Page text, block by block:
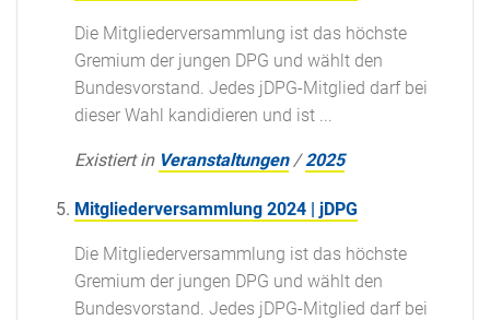
Die Mitgliederversammlung ist das höchste
Gremium der jungen DPG und wählt den
Bundesvorstand. Jedes jDPG-Mitglied darf bei
dieser Wahl kandidieren und ist ...
Existiert in Veranstaltungen /2025
Mitgliederversammlung 2024 | jDPG
Die Mitgliederversammlung ist das höchste
Gremium der jungen DPG und wählt den
Bundesvorstand. Jedes jDPG-Mitglied darf bei